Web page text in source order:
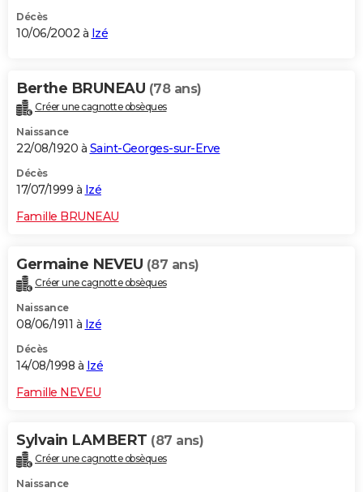
Décès
10/06/2002 à Izé
Berthe BRUNEAU (78 ans)
Créer une cagnotte obsèques
Naissance
22/08/1920 à Saint-Georges-sur-Erve
Décès
17/07/1999 à Izé
Famille BRUNEAU
Germaine NEVEU (87 ans)
Créer une cagnotte obsèques
Naissance
08/06/1911 à Izé
Décès
14/08/1998 à Izé
Famille NEVEU
Sylvain LAMBERT (87 ans)
Créer une cagnotte obsèques
Naissance